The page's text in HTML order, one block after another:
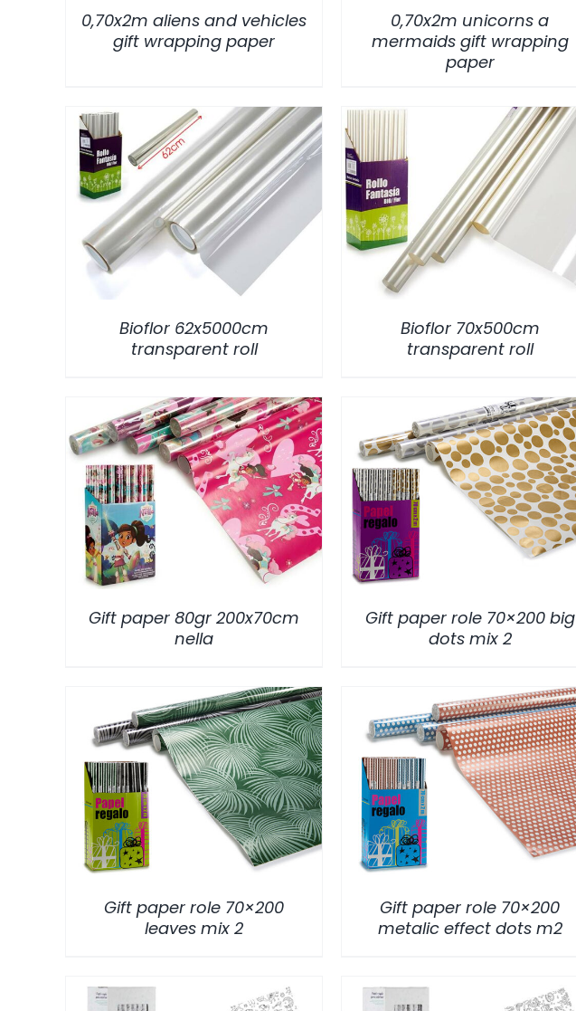
0,70x2m aliens and vehicles
gift wrapping paper
0,70x2m unicorns a
mermaids gift wrapping
paper
/ DETALLES
Bioflor 62x5000cm
transparent roll
/ DETALLES
Bioflor 70x500cm
transparent roll
DETALLES
Gift paper 80gr 200x70cm
nella
DETALLES
Gift paper role 70×200 big
dots mix 2
/ DETALLES
Gift paper role 70×200
leaves mix 2
DETALLES
Gift paper role 70×200
metalic effect dots m2